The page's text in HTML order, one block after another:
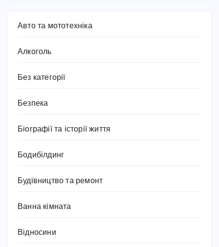
Авто та мототехніка
Алкоголь
Без категорії
Безпека
Біографії та історії життя
Бодибілдинг
Будівництво та ремонт
Ванна кімната
Відносини